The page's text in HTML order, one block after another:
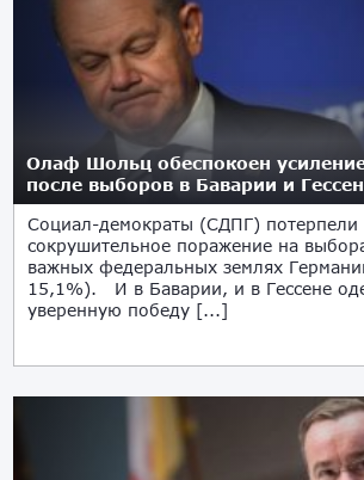
Олаф Шольц обеспокоен
после выборов в Баварии и
Социал-демократы (СДПГ) потерпели
сокрушительное поражение на
важных федеральных землях
15,1%). И в Баварии, и в Гессене
уверенную победу [...]